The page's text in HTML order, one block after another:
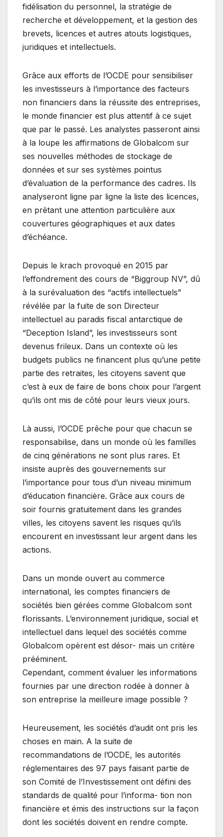
fidélisation du personnel, la stratégie de
recherche et développement, et la gestion des
brevets, licences et autres atouts logistiques,
juridiques et intellectuels.
Grâce aux efforts de l’OCDE pour sensibiliser
les investisseurs à l’importance des facteurs
non financiers dans la réussite des entreprises,
le monde financier est plus attentif à ce sujet
que par le passé. Les analystes passeront ainsi
à la loupe les affirmations de Globalcom sur
ses nouvelles méthodes de stockage de
données et sur ses systèmes pointus
d’évaluation de la performance des cadres. Ils
analyseront ligne par ligne la liste des licences,
en prêtant une attention particulière aux
couvertures géographiques et aux dates
d’échéance.
Depuis le krach provoqué en 2015 par
l’effondrement des cours de “Biggroup NV”, dû
à la surévaluation des “actifs intellectuels”
révélée par la fuite de son Directeur
intellectuel au paradis fiscal antarctique de
“Deception Island”, les investisseurs sont
devenus frileux. Dans un contexte où les
budgets publics ne financent plus qu’une petite
partie des retraites, les citoyens savent que
c’est à eux de faire de bons choix pour l’argent
qu’ils ont mis de côté pour leurs vieux jours.
Là aussi, l’OCDE prêche pour que chacun se
responsabilise, dans un monde où les familles
de cinq générations ne sont plus rares. Et
insiste auprès des gouvernements sur
l’importance pour tous d’un niveau minimum
d’éducation financière. Grâce aux cours de
soir fournis gratuitement dans les grandes
villes, les citoyens savent les risques qu’ils
encourent en investissant leur argent dans les
actions.
Dans un monde ouvert au commerce
international, les comptes financiers de
sociétés bien gérées comme Globalcom sont
florissants. L’environnement juridique, social et
intellectuel dans lequel des sociétés comme
Globalcom opèrent est désor- mais un critère
prééminent.
Cependant, comment évaluer les informations
fournies par une direction rodée à donner à
son entreprise la meilleure image possible ?
Heureusement, les sociétés d’audit ont pris les
choses en main. A la suite de
recommandations de l’OCDE, les autorités
réglementaires des 97 pays faisant partie de
son Comité de l’Investissement ont défini des
standards de qualité pour l’informa- tion non
financière et émis des instructions sur la façon
dont les sociétés doivent en rendre compte.